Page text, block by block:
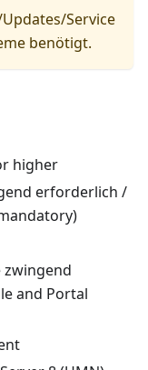
Service
benötigt.
higher
erforderlich /
zwingend
and Portal